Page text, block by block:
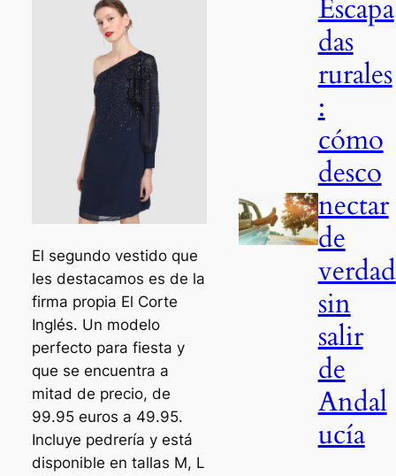
El segundo vestido que
les destacamos es de la
firma propia El Corte
Inglés. Un modelo
perfecto para fiesta y
que se encuentra a
mitad de precio, de
99.95 euros a 49.95.
Incluye pedrería y está
disponible en tallas M, L
Escapa
das
rurales
:
cómo
desco
nectar
de
verdad
sin
salir
de
Andal
ucía